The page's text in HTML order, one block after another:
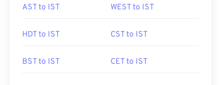
AST to IST WEST to IST
HDT to IST CST to IST
BST to IST CET to IST